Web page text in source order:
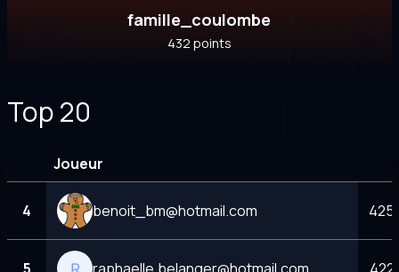
famille_coulombe
432 points
Top 20
Joueur
4 benoit_bm@hotmail.com 425